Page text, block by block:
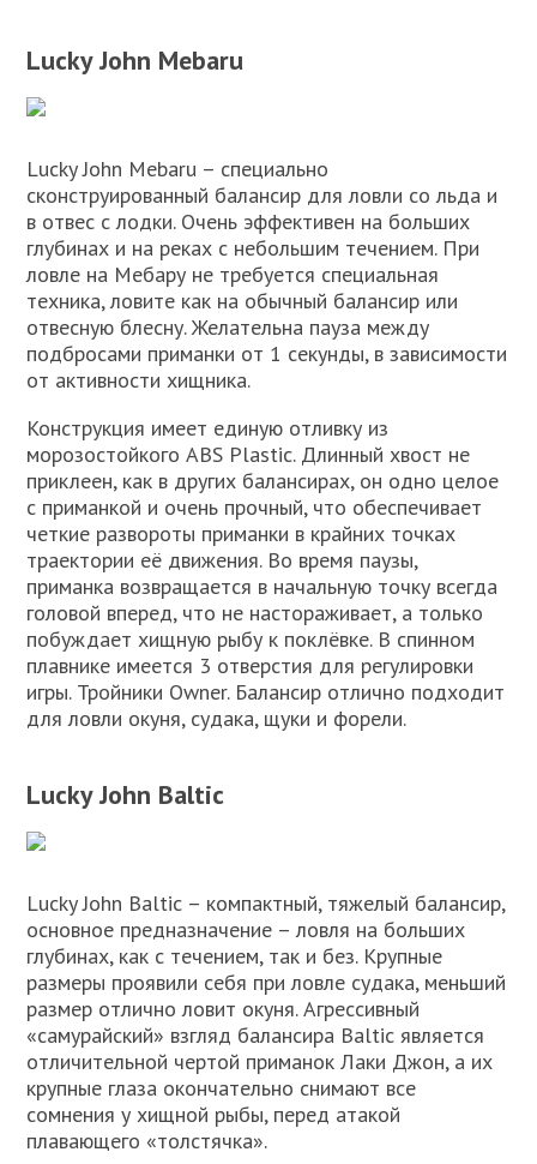
Lucky John Mebaru
Lucky John Mebaru – специально
сконструированный балансир для ловли со льда и
в отвес с лодки. Очень эффективен на больших
глубинах и на реках с небольшим течением. При
ловле на Мебару не требуется специальная
техника, ловите как на обычный балансир или
отвесную блесну. Желательна пауза между
подбросами приманки от 1 секунды, в зависимости
от активности хищника.
Конструкция имеет единую отливку из
морозостойкого ABS Plastic. Длинный хвост не
приклеен, как в других балансирах, он одно целое
с приманкой и очень прочный, что обеспечивает
четкие развороты приманки в крайних точках
траектории её движения. Во время паузы,
приманка возвращается в начальную точку всегда
головой вперед, что не настораживает, а только
побуждает хищную рыбу к поклёвке. В спинном
плавнике имеется 3 отверстия для регулировки
игры. Тройники Owner. Балансир отлично подходит
для ловли окуня, судака, щуки и форели.
Lucky John Baltic
Lucky John Baltic – компактный, тяжелый балансир,
основное предназначение – ловля на больших
глубинах, как с течением, так и без. Крупные
размеры проявили себя при ловле судака, меньший
размер отлично ловит окуня. Агрессивный
«самурайский» взгляд балансира Baltic является
отличительной чертой приманок Лаки Джон, а их
крупные глаза окончательно снимают все
сомнения у хищной рыбы, перед атакой
плавающего «толстячка».